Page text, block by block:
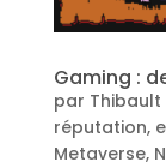
Gaming :
par Thibault
réputation,
Metaverse,